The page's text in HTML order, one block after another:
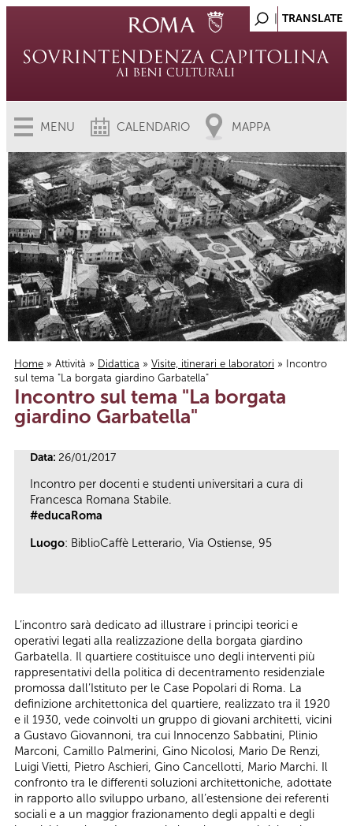
MENU CALENDARIO MAPPA
Tu sei qui
Home » Attività » Didattica » Visite, itinerari e laboratori » Incontro
sul tema "La borgata giardino Garbatella"
Incontro sul tema "La borgata
giardino Garbatella"
Data: 26/01/2017
Incontro per docenti e studenti universitari a cura di
Francesca Romana Stabile.
#educaRoma
Luogo: BiblioCaffè Letterario, Via Ostiense, 95
L’incontro sarà dedicato ad illustrare i principi teorici e
operativi legati alla realizzazione della borgata giardino
Garbatella. Il quartiere costituisce uno degli interventi più
rappresentativi della politica di decentramento residenziale
promossa dall’Istituto per le Case Popolari di Roma. La
definizione architettonica del quartiere, realizzato tra il 1920
e il 1930, vede coinvolti un gruppo di giovani architetti, vicini
a Gustavo Giovannoni, tra cui Innocenzo Sabbatini, Plinio
Marconi, Camillo Palmerini, Gino Nicolosi, Mario De Renzi,
Luigi Vietti, Pietro Aschieri, Gino Cancellotti, Mario Marchi. Il
confronto tra le differenti soluzioni architettoniche, adottate
in rapporto allo sviluppo urbano, all’estensione dei referenti
sociali e a un maggior frazionamento degli appalti e degli